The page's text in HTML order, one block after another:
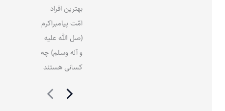
بهترین افراد
امّت پیامبراکرم
(صل الله علیه
و آله وسلم) چه
کسانی هستند